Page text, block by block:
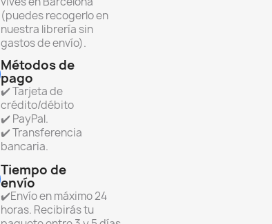
(puedes recogerlo en
nuestra librería sin
gastos de envío).
Métodos de
pago
✔️ Tarjeta de
crédito/débito
✔️ PayPal.
✔️ Transferencia
bancaria.
Tiempo de
envío
✔️Envío en máximo 24
horas. Recibirás tu